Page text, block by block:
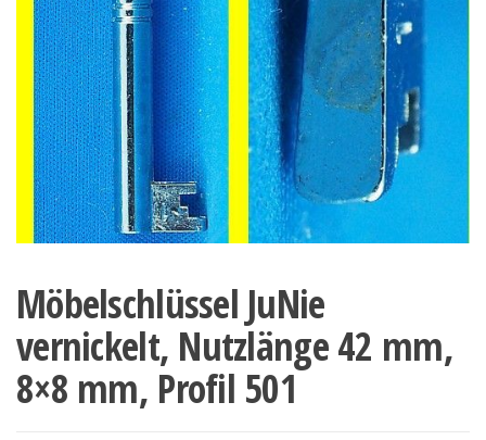
Möbelschlüssel JuNie
vernickelt, Nutzlänge 42 mm,
8×8 mm, Profil 501